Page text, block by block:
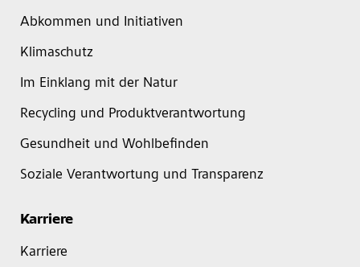
Abkommen und Initiativen
Klimaschutz
Im Einklang mit der Natur
Recycling und Produktverantwortung
Gesundheit und Wohlbefinden
Soziale Verantwortung und Transparenz
Karriere
Karriere